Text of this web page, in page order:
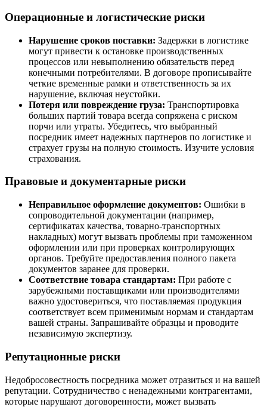
Операционные и логистические риски
Нарушение сроков поставки: Задержки в логистике
могут привести к остановке производственных
процессов или невыполнению обязательств перед
конечными потребителями. В договоре прописывайте
четкие временные рамки и ответственность за их
нарушение, включая неустойки.
Потеря или повреждение груза: Транспортировка
больших партий товара всегда сопряжена с риском
порчи или утраты. Убедитесь, что выбранный
посредник имеет надежных партнеров по логистике и
страхует грузы на полную стоимость. Изучите условия
страхования.
Правовые и документарные риски
Неправильное оформление документов: Ошибки в
сопроводительной документации (например,
сертификатах качества, товарно-транспортных
накладных) могут вызвать проблемы при таможенном
оформлении или при проверках контролирующих
органов. Требуйте предоставления полного пакета
документов заранее для проверки.
Соответствие товара стандартам: При работе с
зарубежными поставщиками или производителями
важно удостовериться, что поставляемая продукция
соответствует всем применимым нормам и стандартам
вашей страны. Запрашивайте образцы и проводите
независимую экспертизу.
Репутационные риски
Недобросовестность посредника может отразиться и на вашей
репутации. Сотрудничество с ненадежными контрагентами,
которые нарушают договоренности, может вызвать